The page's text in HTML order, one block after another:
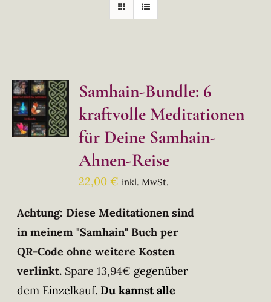
Samhain-Bundle: 6
kraftvolle Meditationen
für Deine Samhain-
Ahnen-Reise
22,00€ inkl. MwSt.
Achtung: Diese Meditationen sind
in meinem "Samhain" Buch per
QR-Code ohne weitere Kosten
verlinkt. Spare 13,94€ gegenüber
dem Einzelkauf. Du kannst alle